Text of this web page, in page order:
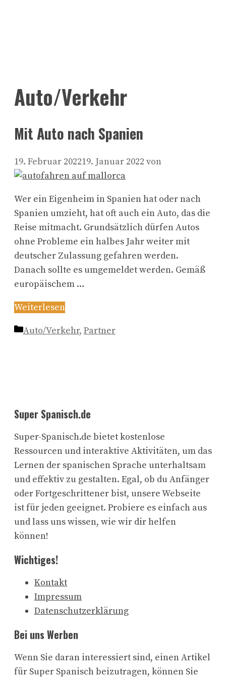
Auto/Verkehr
Mit Auto nach Spanien
19. Februar 202219. Januar 2022 von
Wer ein Eigenheim in Spanien hat oder nach
Spanien umzieht, hat oft auch ein Auto, das die
Reise mitmacht. Grundsätzlich dürfen Autos
ohne Probleme ein halbes Jahr weiter mit
deutscher Zulassung gefahren werden.
Danach sollte es umgemeldet werden. Gemäß
europäischem …
Weiterlesen
Kategorien
Auto/Verkehr, Partner
Super Spanisch.de
Super-Spanisch.de bietet kostenlose
Ressourcen und interaktive Aktivitäten, um das
Lernen der spanischen Sprache unterhaltsam
und effektiv zu gestalten. Egal, ob du Anfänger
oder Fortgeschrittener bist, unsere Webseite
ist für jeden geeignet. Probiere es einfach aus
und lass uns wissen, wie wir dir helfen
können!
Wichtiges!
Kontakt
Impressum
Datenschutzerklärung
Bei uns Werben
Wenn Sie daran interessiert sind, einen Artikel
für Super Spanisch beizutragen, können Sie